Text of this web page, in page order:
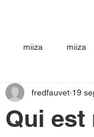
miiza miiza
Qui est
fredfauvet 19